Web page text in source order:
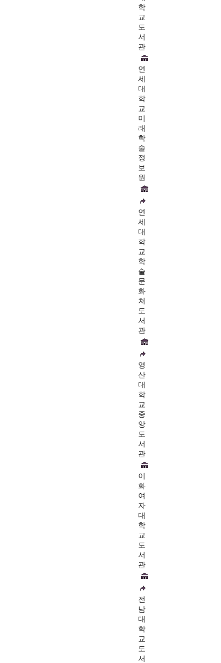
학
교
도
서
관
연
세
대
학
교
미
래
학
술
정
보
원
연
세
대
학
교
학
술
문
화
처
도
서
관
영
산
대
학
교
중
앙
도
서
관
이
화
여
자
대
학
교
도
서
관
전
남
대
학
교
도
서